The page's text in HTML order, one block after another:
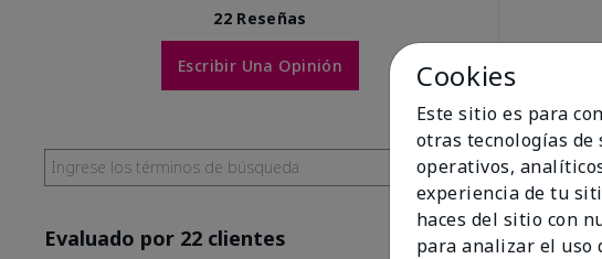
22 Reseñas
Escribir Una Opinión
Evaluado por 22 clientes
Cookies
Este sitio es para
otras tecnologías
operativos,
experiencia de tu
haces del sitio con
para analizar el uso